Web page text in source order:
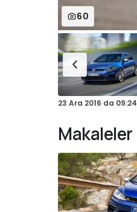
60
23 Ara 2016 da 09:24
Makaleler